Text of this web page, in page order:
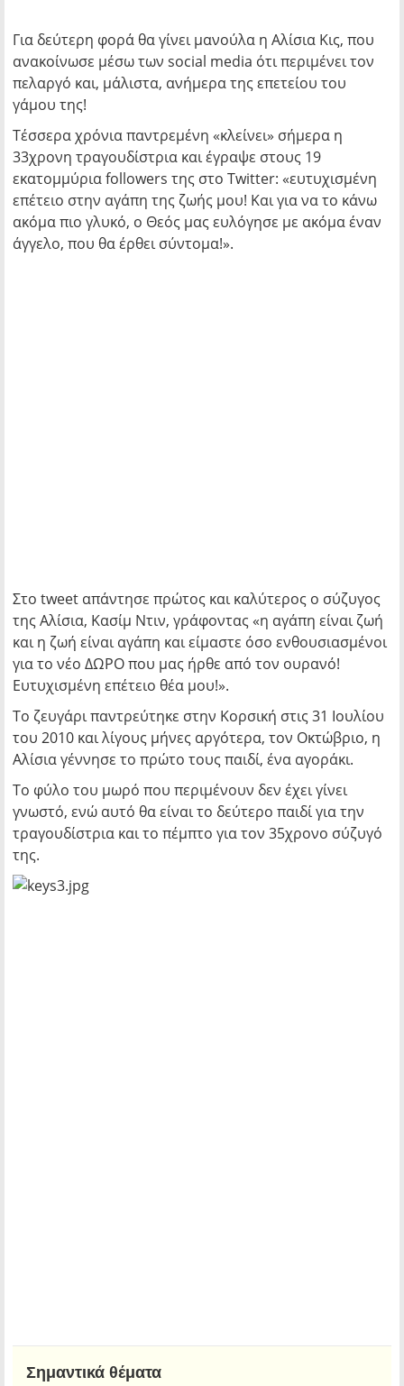
Για δεύτερη φορά θα γίνει μανούλα η Αλίσια Κις, που
ανακοίνωσε μέσω των social media ότι περιμένει τον
πελαργό και, μάλιστα, ανήμερα της επετείου του
γάμου της!
Τέσσερα χρόνια παντρεμένη «κλείνει» σήμερα η
33χρονη τραγουδίστρια και έγραψε στους 19
εκατομμύρια followers της στο Twitter: «ευτυχισμένη
επέτειο στην αγάπη της ζωής μου! Και για να το κάνω
ακόμα πιο γλυκό, ο Θεός μας ευλόγησε με ακόμα έναν
άγγελο, που θα έρθει σύντομα!».
Στο tweet απάντησε πρώτος και καλύτερος ο σύζυγος
της Αλίσια, Κασίμ Ντιν, γράφοντας «η αγάπη είναι ζωή
και η ζωή είναι αγάπη και είμαστε όσο ενθουσιασμένοι
για το νέο ΔΩΡΟ που μας ήρθε από τον ουρανό!
Ευτυχισμένη επέτειο θέα μου!».
Το ζευγάρι παντρεύτηκε στην Κορσική στις 31 Ιουλίου
του 2010 και λίγους μήνες αργότερα, τον Οκτώβριο, η
Αλίσια γέννησε το πρώτο τους παιδί, ένα αγοράκι.
Το φύλο του μωρό που περιμένουν δεν έχει γίνει
γνωστό, ενώ αυτό θα είναι το δεύτερο παιδί για την
τραγουδίστρια και το πέμπτο για τον 35χρονο σύζυγό
της.
Σημαντικά θέματα